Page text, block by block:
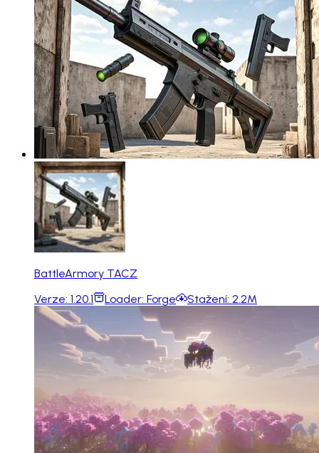
BattleArmory TACZ
Verze: 1.20.1 Loader: Forge Stažení: 2.2M